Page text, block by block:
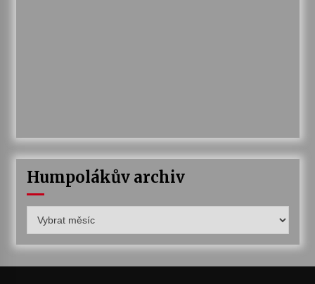
Humpolákův archiv
archiv